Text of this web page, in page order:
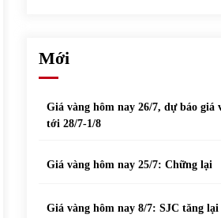
Mới
Giá vàng hôm nay 26/7, dự báo giá
tới 28/7-1/8
Giá vàng hôm nay 25/7: Chững lại
Giá vàng hôm nay 8/7: SJC tăng lại